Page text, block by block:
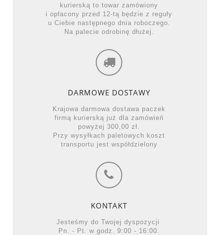
kurierską to towar zamówiony
i opłacony przed 12-tą będzie z reguły
u Ciebie następnego dnia roboczego.
Na palecie odrobinę dłużej.
DARMOWE DOSTAWY
Krajowa darmowa dostawa paczek
firmą kurierską już dla zamówień
powyżej 300,00 zł.
Przy wysyłkach paletowych koszt
transportu jest współdzielony
KONTAKT
Jesteśmy do Twojej dyspozycji
Pn. - Pt. w godz. 9:00 - 16:00.